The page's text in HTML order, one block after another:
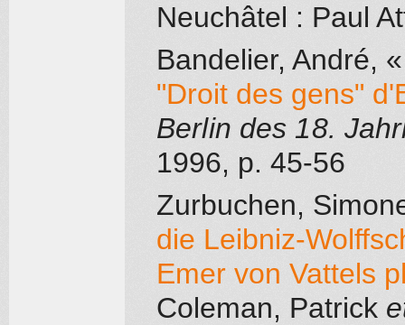
Neuchâtel : Paul
Bandelier, André, «
"Droit des gens"
Berlin des 18.
1996, p. 45-56
Zurbuchen,
die Leibniz-
Emer von Vattels
Coleman, Patrick